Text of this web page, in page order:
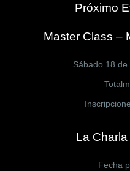
Próximo
Master Class –
Sábado 18
La
Fecha